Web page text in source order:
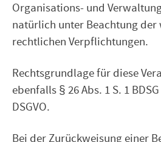
Organisations- und
natürlich unter Beachtung der
rechtlichen Verpflichtungen.
Rechtsgrundlage für diese
ebenfalls § 26 Abs. 1 S. 1
DSGVO.
Bei der Zurückweisung einer